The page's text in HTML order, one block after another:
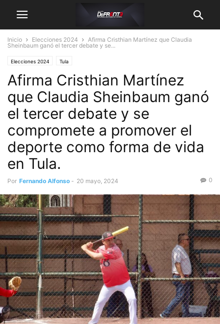
Inicio Elecciones 2024
Afirma Cristhian Martínez que Claudia
Sheinbaum ganó el tercer debate y se...
Elecciones 2024 Tula
Afirma Cristhian Martínez
que Claudia Sheinbaum ganó
el tercer debate y se
compromete a promover el
deporte como forma de vida
en Tula.
Por Fernando Alfonso - 20 mayo, 2024 0